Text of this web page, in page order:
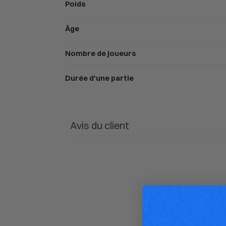
Poids
Âge
Nombre de joueurs
Durée d'une partie
Avis du client